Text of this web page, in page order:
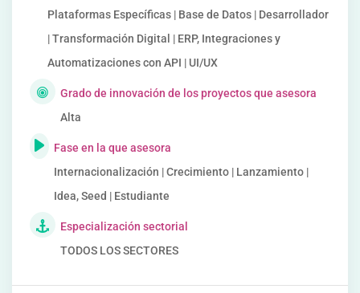
Plataformas Específicas | Base de Datos | Desarrollador
| Transformación Digital | ERP, Integraciones y
Automatizaciones con API | UI/UX
Grado de innovación de los proyectos que asesora
Alta
Fase en la que asesora
Internacionalización | Crecimiento | Lanzamiento |
Idea, Seed | Estudiante
Especialización sectorial
TODOS LOS SECTORES